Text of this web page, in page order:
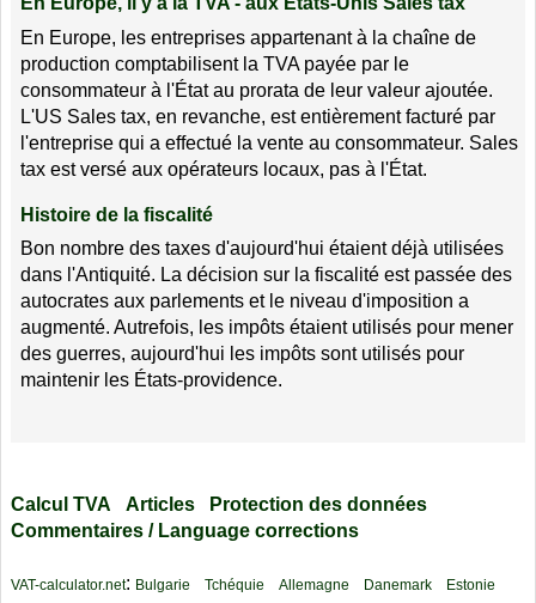
En Europe, les entreprises appartenant à la chaîne de
production comptabilisent la TVA payée par le
consommateur à l'État au prorata de leur valeur ajoutée.
L'US Sales tax, en revanche, est entièrement facturé par
l'entreprise qui a effectué la vente au consommateur. Sales
tax est versé aux opérateurs locaux, pas à l'État.
Histoire de la fiscalité
Bon nombre des taxes d'aujourd'hui étaient déjà utilisées
dans l'Antiquité. La décision sur la fiscalité est passée des
autocrates aux parlements et le niveau d'imposition a
augmenté. Autrefois, les impôts étaient utilisés pour mener
des guerres, aujourd'hui les impôts sont utilisés pour
maintenir les États-providence.
Calcul TVA Articles
Protection des données
Commentaires / Language corrections
VAT-calculator.net: Bulgarie Tchéquie Allemagne Danemark
Estonie